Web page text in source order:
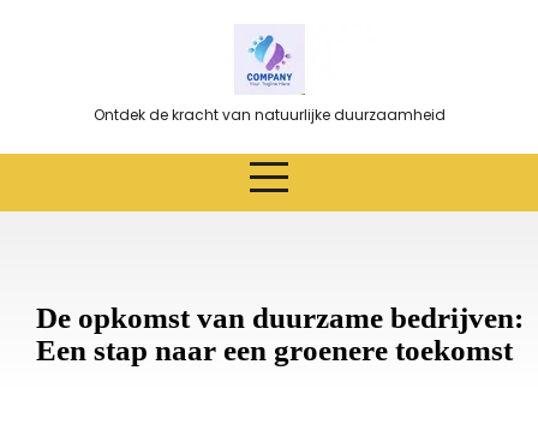
Ontdek de kracht van natuurlijke duurzaamheid
De opkomst van duurzame bedrijven:
Een stap naar een groenere toekomst